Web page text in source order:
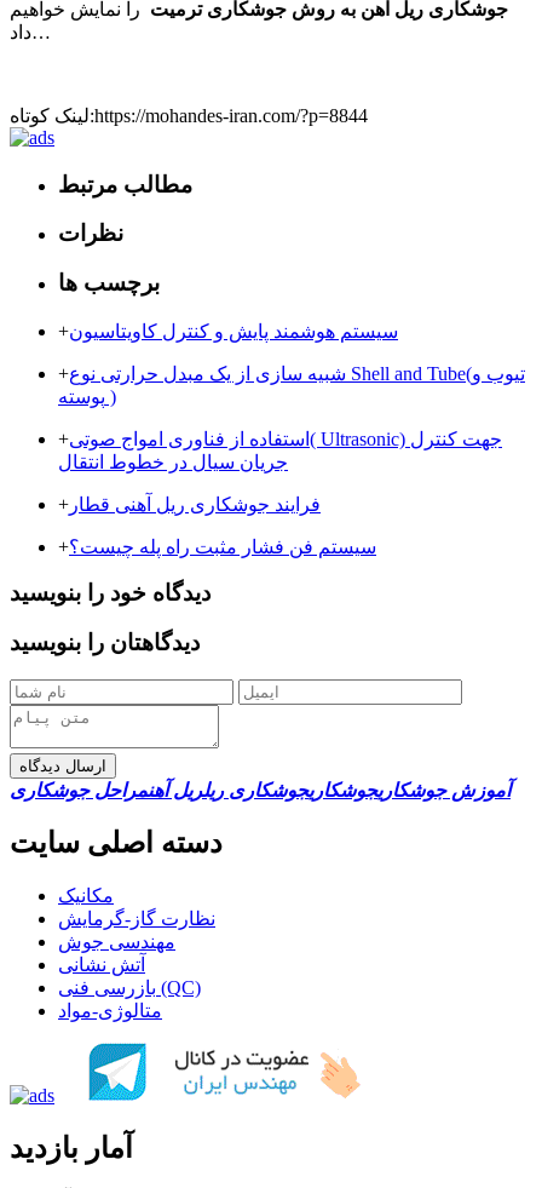
جوشکاری ریل آهن به روش جوشکاری ترمیت را نمایش خواهیم
داد…
لینک کوتاه:https://mohandes-iran.com/?p=8844
مطالب مرتبط
نظرات
برچسب ها
+سیستم هوشمند پایش و کنترل کاویتاسیون
+شبیه سازی از یک مبدل حرارتی نوع Shell and Tube(تیوب و
پوسته )
+استفاده از فناوری امواج صوتی( Ultrasonic) جهت کنترل
جریان سیال در خطوط انتقال
+ فرایند جوشکاری ریل آهنی قطار
+سیستم فن فشار مثبت راه پله چیست؟
دیدگاه خود را بنویسید
دیدگاهتان را بنویسید
ارسال دیدگاه
آموزش جوشکاریجوشکاریجوشکاری ریلریل آهنمراحل جوشکاری
دسته اصلی سایت
مکانیک
نظارت گاز-گرمایش
مهندسی جوش
آتش نشانی
بازرسی فنی (QC)
متالوژی-مواد
آمار بازدید